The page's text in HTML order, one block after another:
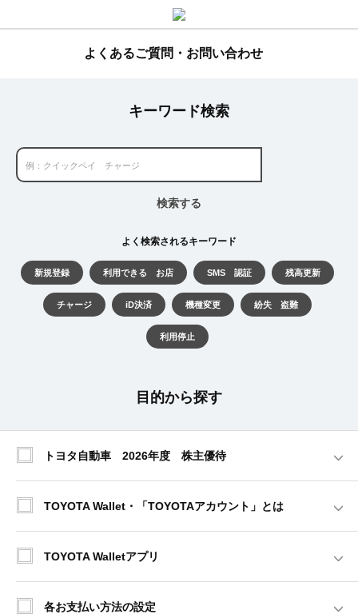
よくあるご質問・お問い合わせ
キーワード検索
検索する
よく検索されるキーワード
新規登録 利用できる お店 SMS 認証 残高更新
チャージ iD決済 機種変更 紛失 盗難
利用停止
目的から探す
トヨタ自動車 2026年度 株主優待
TOYOTA Wallet・「TOYOTAアカウント」とは
TOYOTA Walletアプリ
各お支払い方法の設定